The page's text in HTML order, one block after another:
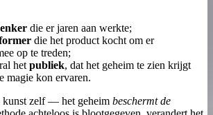
die er jaren aan werkte;
die het product kocht om er
op te treden;
hetpubliek, dat het geheim te zien krijgt
magie kon ervaren.
kunst zelf — het geheim beschermt de